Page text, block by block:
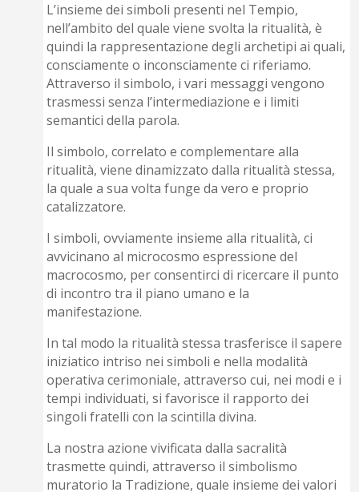
L’insieme dei simboli presenti nel Tempio,
nell’ambito del quale viene svolta la ritualità, è
quindi la rappresentazione degli archetipi ai quali,
consciamente o inconsciamente ci riferiamo.
Attraverso il simbolo, i vari messaggi vengono
trasmessi senza l’intermediazione e i limiti
semantici della parola.
Il simbolo, correlato e complementare alla
ritualità, viene dinamizzato dalla ritualità stessa,
la quale a sua volta funge da vero e proprio
catalizzatore.
I simboli, ovviamente insieme alla ritualità, ci
avvicinano al microcosmo espressione del
macrocosmo, per consentirci di ricercare il punto
di incontro tra il piano umano e la
manifestazione.
In tal modo la ritualità stessa trasferisce il sapere
iniziatico intriso nei simboli e nella modalità
operativa cerimoniale, attraverso cui, nei modi e i
tempi individuati, si favorisce il rapporto dei
singoli fratelli con la scintilla divina.
La nostra azione vivificata dalla sacralità
trasmette quindi, attraverso il simbolismo
muratorio la Tradizione, quale insieme dei valori